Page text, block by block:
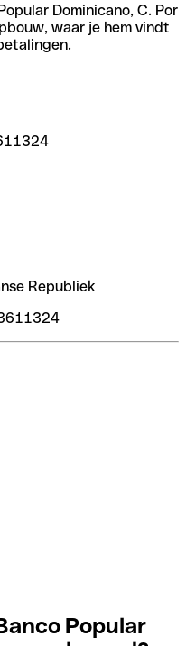
Dominicano, C. Por
waar je hem vindt
Republiek
Popular